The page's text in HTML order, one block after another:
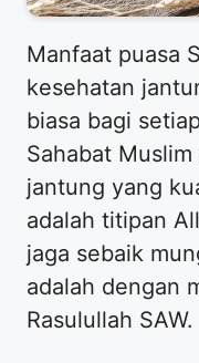
Manfaat puasa
kesehatan
biasa bagi
Sahabat
jantung yang
adalah titipan
jaga sebaik
adalah dengan
Rasulullah SAW.